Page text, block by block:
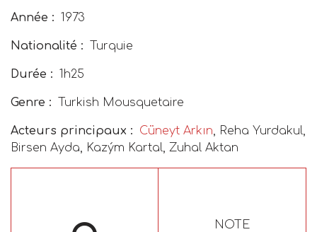
Année : 1973
Nationalité : Turquie
Durée : 1h25
Genre : Turkish Mousquetaire
Acteurs principaux : Cüneyt Arkın, Reha Yurdakul,
Birsen Ayda, Kazým Kartal, Zuhal Aktan
NOTE